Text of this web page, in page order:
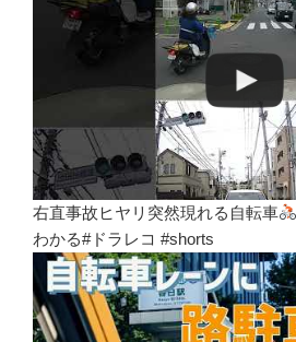
右直事故ヒヤリ突然現れる自転車
わかる#ドラレコ #shorts